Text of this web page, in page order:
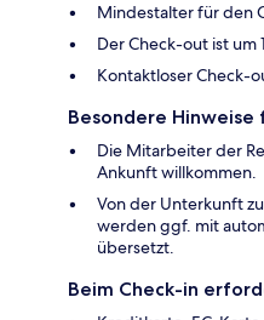
Mindestalter für den
Der Check-out ist um
Kontaktloser Check-
Besondere Hinweise
Die Mitarbeiter der
Ankunft willkommen.
Von der Unterkunft
werden ggf. mit
übersetzt.
Beim Check-in